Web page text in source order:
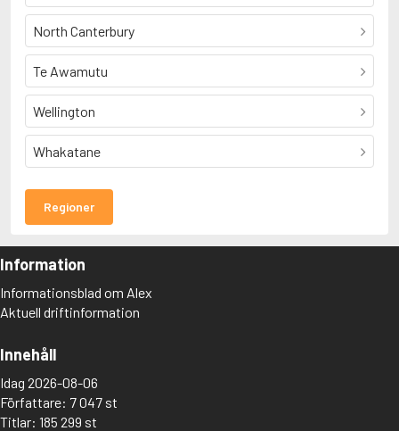
North Canterbury
Te Awamutu
Wellington
Whakatane
Regioner
Information
Informationsblad om Alex
Aktuell driftinformation
Innehåll
Idag 2026-08-06
Författare: 7 047 st
Titlar: 185 299 st